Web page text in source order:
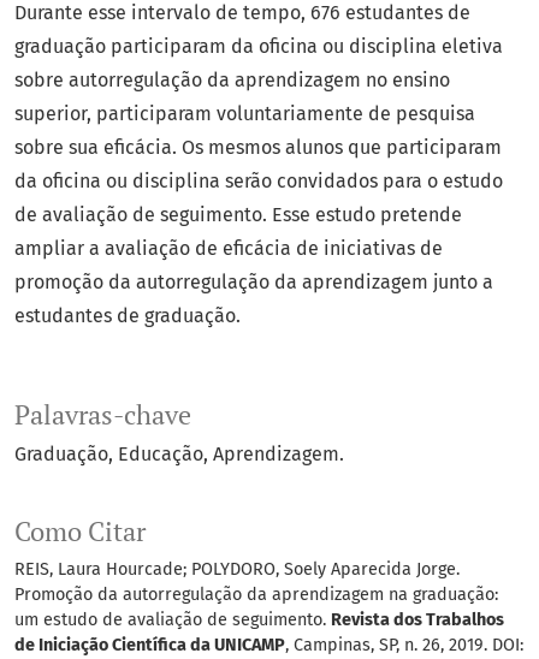
Palavras-chave
Graduação Educação Aprendizagem.
Como Citar
REIS, Laura Hourcade; POLYDORO, Soely Aparecida Jorge.
Promoção da autorregulação da aprendizagem na graduação:
um estudo de avaliação de seguimento. Revista dos Trabalhos
de Iniciação Científica da UNICAMP, Campinas, SP, n. 26, 2019. DOI:
Durante esse intervalo de tempo, 676 estudantes de
graduação participaram da oficina ou disciplina eletiva
sobre autorregulação da aprendizagem no ensino
superior, participaram voluntariamente de pesquisa
sobre sua eficácia. Os mesmos alunos que participaram
da oficina ou disciplina serão convidados para o estudo
de avaliação de seguimento. Esse estudo pretende
ampliar a avaliação de eficácia de iniciativas de
promoção da autorregulação da aprendizagem junto a
estudantes de graduação.